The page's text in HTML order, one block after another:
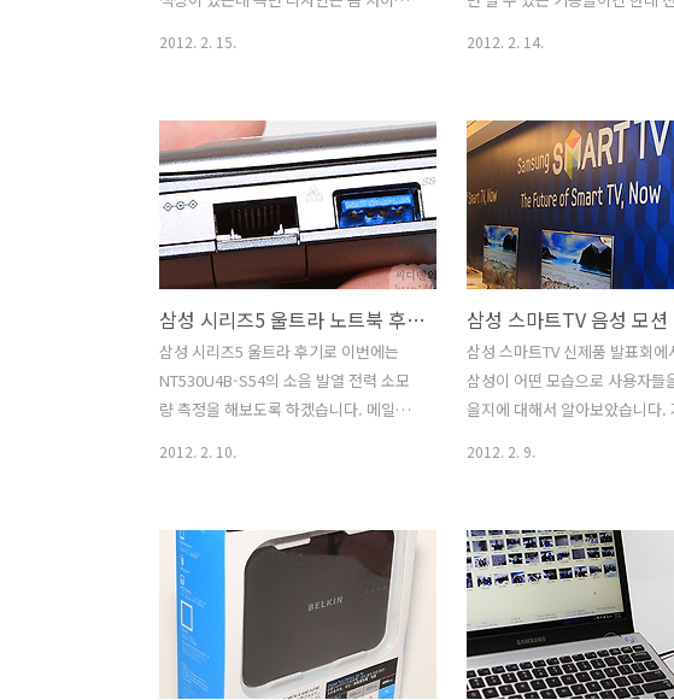
좀 더 촛점을 맞춰서 설명을 해 보도록 하
겠습니다. 에어링크라는 기능을 활용하
면, 베가 LTE EX를 꼭 서버처럼 만들 수 있
습니다. 물론 서버로 실제로 쓰는것이 아
니라 찍은 사진을 다른 사람들에게 링크
를 줘서 직접 보고 가져갈 수 있도록 할 수
있죠. 미디어링크 기능을 이용하면 WiFi
에 연결된 DLNA를 지원하는 장치의 사
진, 동영상, 음악을 가져와서 직접 재생도
가능하고 다른 디스플레이러 원격 재생
시킬 수 도 있습니다. 물론 이런기능이 되
2012. 2. 15.
특별한 재미를 줄 것입니다. 직
보니 먼저 그립감은 화면은 4.5
렇게 그렇게 작은편도 아니고
니기에 적당했고 후면은 살짝 둥
어있어서 손에 잘 잡히더군요.
가 둥글고 윗부분 아래부분도 살
이 들어가 있어서 전체적으로
모습을 하고 있습니다. 상단과
은 예전의 베가레이서를 살짝 닮
도 하구요. 화이트 모델을 써보
전체적으로 색상이 밝아서인지
2012. 2. 14.
삼성 시리즈5 울트라 노트북 후기 NT530U4B-S54 소음 발열 전력 소모량 측정
삼성 시리즈5 울트라 후기로 이번에는
NT530U4B-S54의 소음 발열 전력 소모
량 측정을 해보도록 하겠습니다. 메일로
울트라 NT530U4B-S54을 구매하는 분들
몇가지 특징이 있을겁니다. 휴대성이라는
부분을 먼저 들 수 있겠죠. 노트북을 실제
로 써보면 충전기도 챙기고 마우스도 챙
겨보면 부피는 일단 커집니다. 가벼운 노
트북 샀더니 오히려 가방만 하나 더 사야
2012. 2. 10.
삼성 스마트TV 신제품 발표회에
삼성이 어떤 모습으로 사용자들
을지에 대해서 알아보았습니다.
도 느낀것이지만, 예전에는 좀 더
술력 좀 더 많은 기능을 사용자에
록 강요를 했다면 지금은 좀 더 쉽
하고 좀 더 사용자 중심의 인터페
발전을 하고 있다는 것 입니다.
역시 삼성 스마트TV에 관심이
2012. 2. 9.